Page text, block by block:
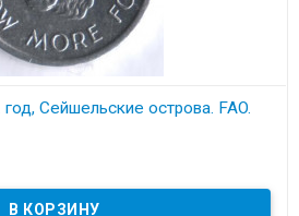
Сейшельские острова. FAO.